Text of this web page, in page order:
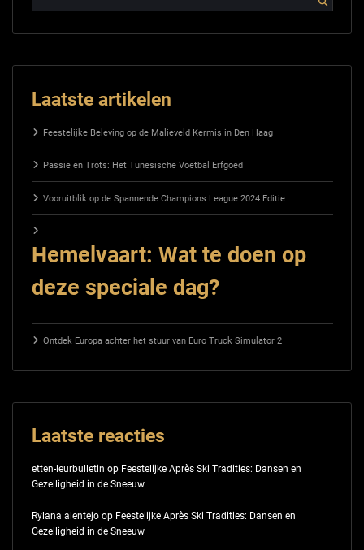
Laatste artikelen
Feestelijke Beleving op de Malieveld Kermis in Den Haag
Passie en Trots: Het Tunesische Voetbal Erfgoed
Vooruitblik op de Spannende Champions League 2024 Editie
Hemelvaart: Wat te doen op
deze speciale dag?
Ontdek Europa achter het stuur van Euro Truck Simulator 2
Laatste reacties
etten-leurbulletin op Feestelijke Après Ski Tradities: Dansen en
Gezelligheid in de Sneeuw
Rylana alentejoop Feestelijke Après Ski Tradities: Dansen en
Gezelligheid in de Sneeuw